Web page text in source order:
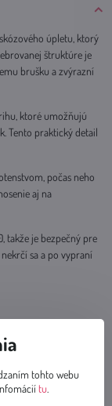
úpletu, ktorý
štruktúre je
brušku a zvýrazní
ktoré umožňujú
Tento praktický detail
počas neho
aj na
takže je bezpečný pre
sa a po vypraní
tohto webu
tu.